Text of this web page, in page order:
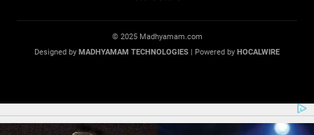
© 2025 Madhyamam.com
Designed by MADHYAMAM TECHNOLOGIES | Powered by HOCALWIRE